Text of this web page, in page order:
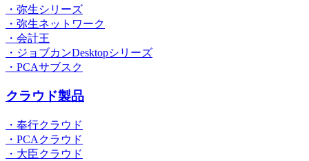
・弥生シリーズ
・弥生ネットワーク
・会計王
・ジョブカンDesktopシリーズ
・PCAサブスク
クラウド製品
・奉行クラウド
・PCAクラウド
・大臣クラウド